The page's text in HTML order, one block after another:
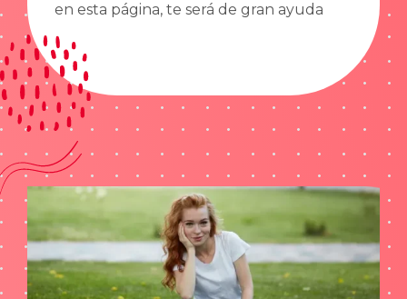
en esta página, te será de gran ayuda